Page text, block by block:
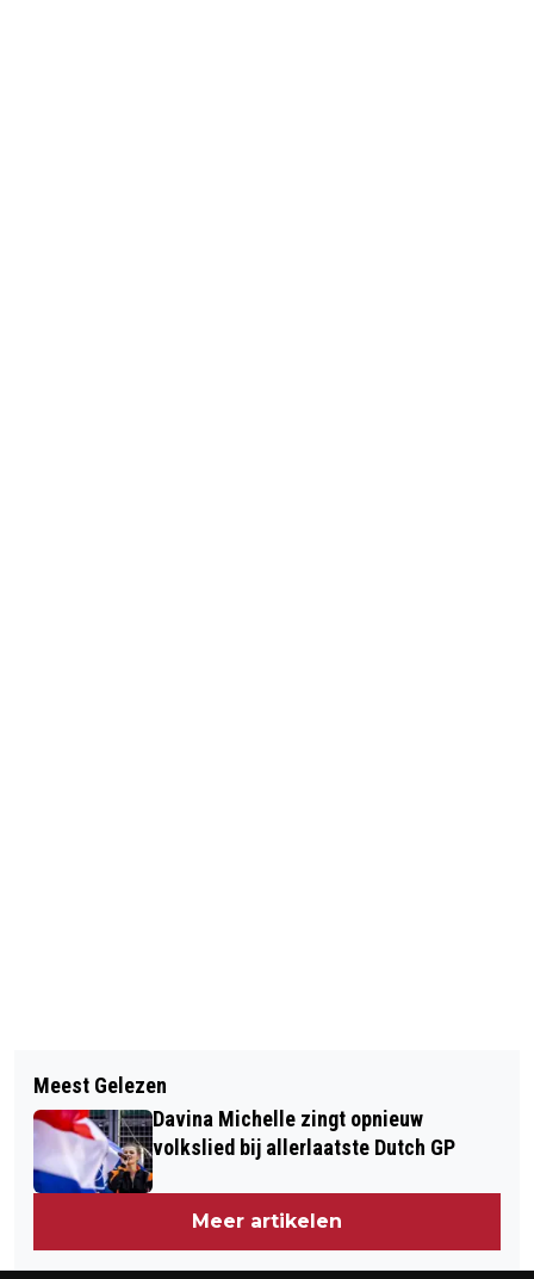
GROOTSTE BAND VAN NEDERLAND
EDITIE 22 MEI 2022 DEEL 1
GROOTSTE BAND VAN NEDERLAND #2:
GEPASSIONEERD MUCISEREN!
Meest Gelezen
Davina Michelle zingt opnieuw
volkslied bij allerlaatste Dutch GP
Meer artikelen